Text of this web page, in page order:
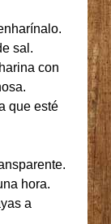
sal.
con
que esté
hora.
a